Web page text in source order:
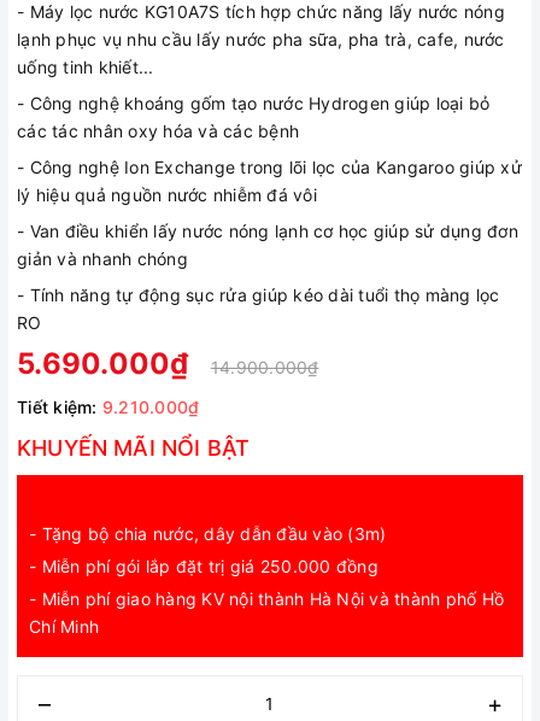
- Máy lọc nước KG10A7S tích hợp chức năng lấy nước nóng
lạnh phục vụ nhu cầu lấy nước pha sữa, pha trà, cafe, nước
uống tinh khiết...
- Công nghệ khoáng gốm tạo nước Hydrogen giúp loại bỏ
các tác nhân oxy hóa và các bệnh
- Công nghệ Ion Exchange trong lõi lọc của Kangaroo giúp xử
lý hiệu quả nguồn nước nhiễm đá vôi
- Van điều khiển lấy nước nóng lạnh cơ học giúp sử dụng đơn
giản và nhanh chóng
- Tính năng tự động sục rửa giúp kéo dài tuổi thọ màng lọc
RO
5.690.000₫
14.900.000₫
Tiết kiệm: 9.210.000₫
KHUYẾN MÃI NỔI BẬT
- Tặng bộ chia nước, dây dẫn đầu vào (3m)
- Miễn phí gói lắp đặt trị giá 250.000 đồng
- Miễn phí giao hàng KV nội thành Hà Nội và thành phố Hồ
Chí Minh
– +